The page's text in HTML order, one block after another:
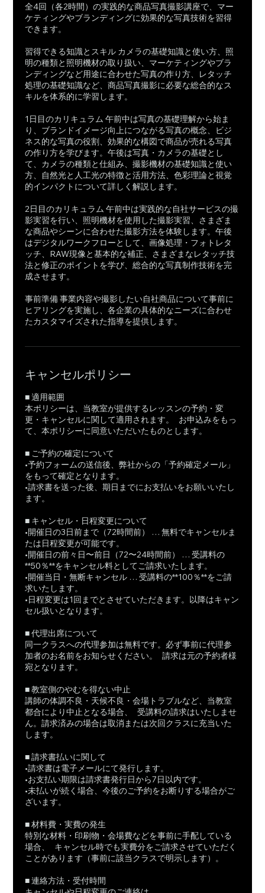
全4回（各2時間）の実践的な商品写真撮影講座で、マー
ケティングやブランディングに効果的な写真技術を習得
できます。
習得できる知識とスキル カメラの基礎知識と使い方、照
明の種類と照明機材の取り扱い、マーケティングやブラ
ンディングなど用途に合わせた写真の作り方、レタッチ
処理の基礎知識など、商品写真撮影に必要な総合的なス
キルを体系的に学習します。
1日目のカリキュラム 午前中は写真の基礎理解から始ま
り、ブランドイメージ向上につながる写真の概念、ビジ
ネス的な写真の役割、効果的な構図で商品が売れる写真
の作り方を学びます。午後は写真・カメラの基礎とし
て、カメラの種類と仕組み、撮影機材の基礎知識と使い
方、自然光と人工光の特徴と活用方法、色彩理論と視覚
的インパクトについて詳しく解説します。
2日目のカリキュラム 午前中は実践的な自社サービスの撮
影実習を行い、照明機材を使用した撮影実習、さまざま
な商品やシーンに合わせた撮影方法を体験します。午後
はデジタルワークフローとして、画像処理・フォトレタ
ッチ、RAW現像と基本的な補正、さまざまなレタッチ技
法と修正のポイントを学び、総合的な写真制作技術を完
成させます。
事前準備 事業内容や撮影したい自社商品について事前に
ヒアリングを実施し、各企業の具体的なニーズに合わせ
たカスタマイズされた指導を提供します。
キャンセルポリシー
■ 適用範囲
本ポリシーは、当教室が提供するレッスンの予約・変
更・キャンセルに関して適用されます。 お申込みをもっ
て、本ポリシーに同意いただいたものとします。
■ ご予約の確定について
•予約フォームの送信後、弊社からの「予約確定メール」
をもって確定となります。
•請求書を送った後、期日までにお支払いをお願いいたし
ます。
■ キャンセル・日程変更について
•開催日の3日前まで（72時間前） … 無料でキャンセルま
たは日程変更が可能です。
•開催日の前々日〜前日（72〜24時間前） … 受講料の
**50％**をキャンセル料としてご請求いたします。
•開催当日・無断キャンセル … 受講料の**100％**をご請
求いたします。
•日程変更は1回までとさせていただきます。以降はキャン
セル扱いとなります。
■ 代理出席について
同一クラスへの代理参加は無料です。必ず事前に代理参
加者のお名前をお知らせください。 請求は元の予約者様
宛となります。
■ 教室側のやむを得ない中止
講師の体調不良・天候不良・会場トラブルなど、当教室
都合により中止となる場合、 受講料の請求はいたしませ
ん。請求済みの場合は取消または次回クラスに充当いた
します。
■ 請求書払いに関して
•請求書は電子メールにて発行します。
•お支払い期限は請求書発行日から7日以内です。
•未払いが続く場合、今後のご予約をお断りする場合がご
ざいます。
■ 材料費・実費の発生
特別な材料・印刷物・会場費などを事前に手配している
場合、 キャンセル時でも実費分をご請求させていただく
ことがあります（事前に該当クラスで明示します）。
■ 連絡方法・受付時間